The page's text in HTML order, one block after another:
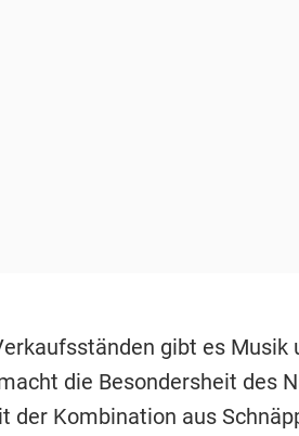
gibt es Musik
die Besondersheit des
der Kombination aus